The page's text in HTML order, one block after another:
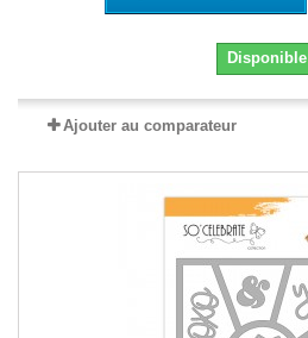
Disponible
Ajouter au comparateur